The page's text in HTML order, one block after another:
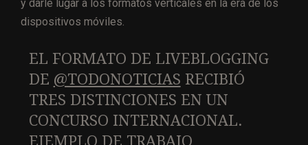
y darle lugar a los formatos verticales en la era de los
dispositivos móviles.
EL FORMATO DE LIVEBLOGGING
DE @TODONOTICIAS RECIBIÓ
TRES DISTINCIONES EN UN
CONCURSO INTERNACIONAL.
EJEMPLO DE TRABAJO